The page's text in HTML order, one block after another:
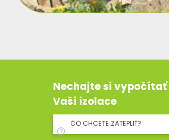
Nechajte si
Vaší izolace
ČO CHCETE ZATEPLIŤ?